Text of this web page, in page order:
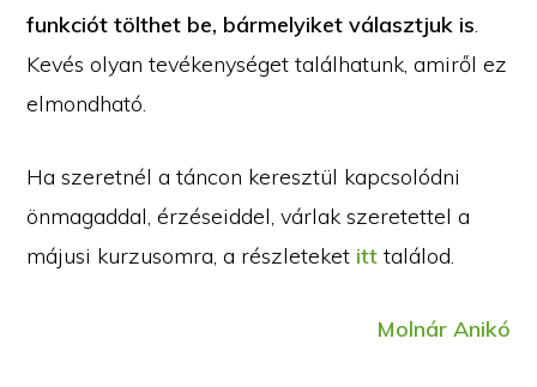
funkciót tölthet be, bármelyiket választjuk is.
Kevés olyan tevékenységet találhatunk, amiről ez
elmondható.
Ha szeretnél a táncon keresztül kapcsolódni
önmagaddal, érzéseiddel, várlak szeretettel a
májusi kurzusomra, a részleteket itt találod.
Molnár Anikó